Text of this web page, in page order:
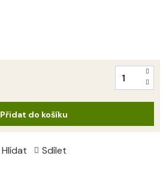
Hlídat Sdílet
Přidat do košíku